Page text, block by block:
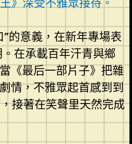
”的意義，在新年專場表
在承載百年汗青與鄉
《最后一部片子》把雜
情，不雅眾起首感到到
接著在笑聲里天然完成